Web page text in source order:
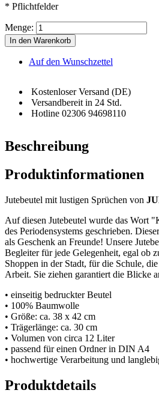
* Pflichtfelder
Menge:
In den Warenkorb
Auf den Wunschzettel
Kostenloser Versand (DE)
Versandbereit in 24 Std.
Hotline 02306 94698110
Beschreibung
Produktinformationen
Jutebeutel mit lustigen Sprüchen von
Auf diesen Jutebeutel wurde das Wort
des Periodensystems geschrieben.
als Geschenk an Freunde! Unsere
Begleiter für jede Gelegenheit, egal ob
Shoppen in der Stadt, für die Schule,
Arbeit. Sie ziehen garantiert die Blicke
• einseitig bedruckter Beutel
• 100% Baumwolle
• Größe: ca. 38 x 42 cm
• Trägerlänge: ca. 30 cm
• Volumen von circa 12 Liter
• passend für einen Ordner in DIN A4
• hochwertige Verarbeitung und
Produktdetails